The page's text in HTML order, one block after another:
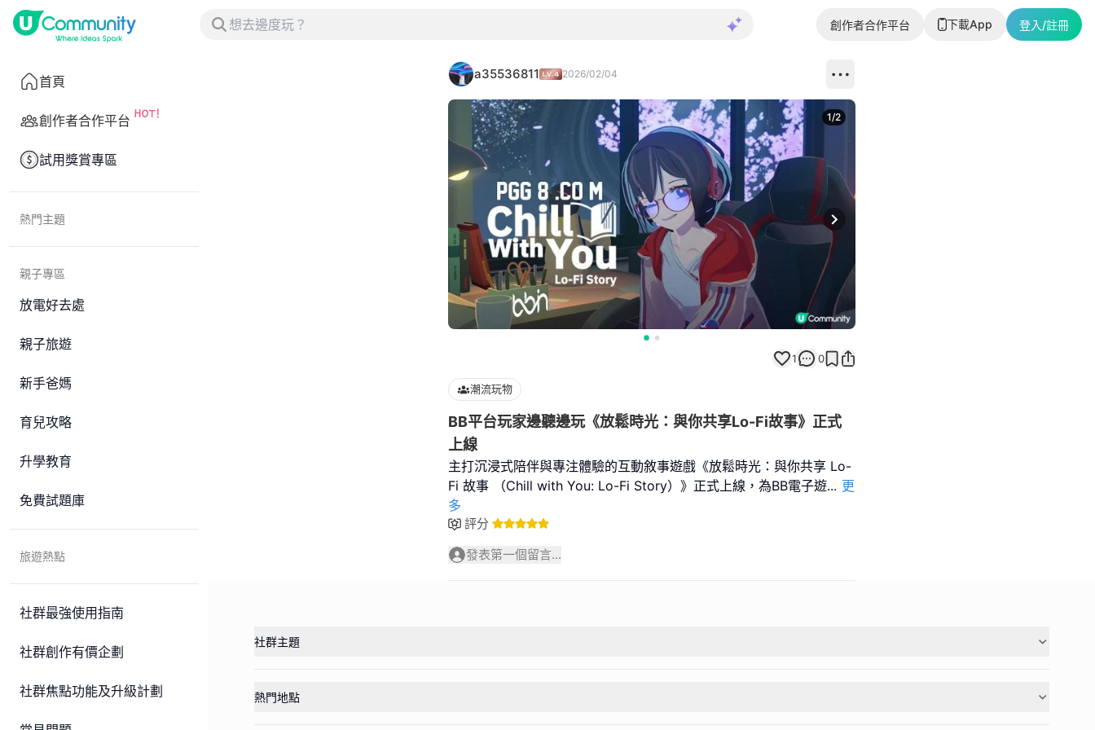
創作者合作平台 下載App 登入/註冊
首頁
創作者合作平台
試用獎賞專區
熱門主題
親子專區
放電好去處
親子旅遊
新手爸媽
育兒攻略
升學教育
免費試題庫
旅遊熱點
社群最強使用指南
社群創作有價企劃
社群焦點功能及升級計劃
a35536811 2026/02/04
Next slide
1/2
1 0
潮流玩物
BB平台玩家邊聽邊玩《放鬆時光：與你共享Lo-Fi故事》正式
上線
主打沉浸式陪伴與專注體驗的互動敘事遊戲《放鬆時光：與你共享 Lo-
Fi 故事 （Chill with You: Lo-Fi Story）》正式上線，為BB電子遊... 更
多
評分
發表第一個留言...
社群主題
熱門地點